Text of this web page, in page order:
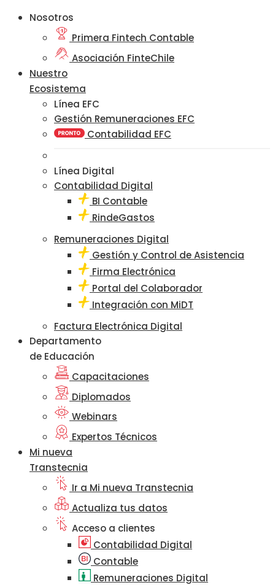
Nosotros
Primera Fintech Contable
Asociación FinteChile
Nuestro
Ecosistema
Línea EFC
Gestión Remuneraciones EFC
Contabilidad EFC
Línea Digital
Contabilidad Digital
BI Contable
RindeGastos
Remuneraciones Digital
Gestión y Control de Asistencia
Firma Electrónica
Portal del Colaborador
Integración con MiDT
Factura Electrónica Digital
Departamento
de Educación
Capacitaciones
Diplomados
Webinars
Expertos Técnicos
Mi nueva
Transtecnia
Ir a Mi nueva Transtecnia
Actualiza tus datos
Acceso a clientes
Contabilidad Digital
Contable
Remuneraciones Digital